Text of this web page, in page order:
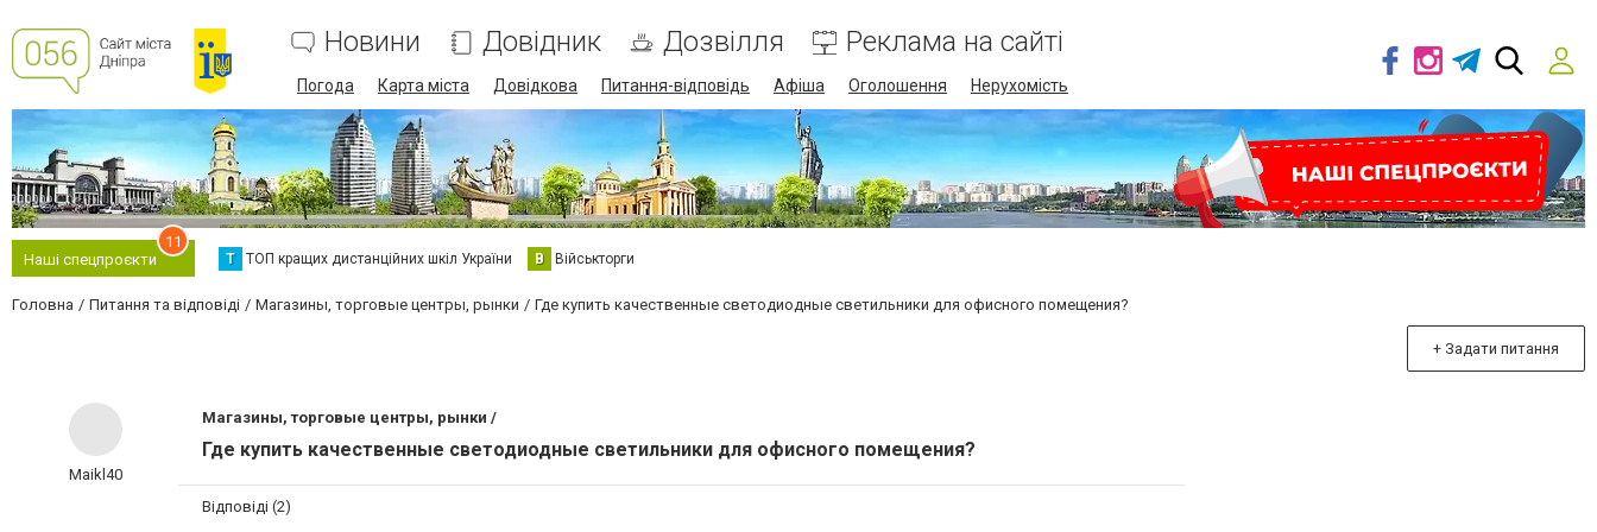
Новини Довідник Дозвілля Реклама на сайті
Погода Карта міста Довідкова Питання-відповідь Афіша Оголошення Нерухомість
Наші спецпроєкти
11
Т ТОП кращих дистанційних шкіл України В Військторги
Головна Питання та відповіді Магазины, торговые центры, рынки Где купить качественные светодиодные светильники для офисного помещения?
+ Задати питання
Maikl40
Магазины, торговые центры, рынки /
Где купить качественные светодиодные светильники для офисного помещения?
Відповіді (2)